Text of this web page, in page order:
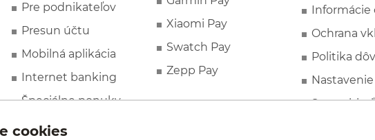
Pre podnikateľov
Presun účtu
Mobilná aplikácia
Internet banking
Špeciálne ponuky
Xiaomi Pay
Swatch Pay
Zepp Pay
Informácie
Ochrana
Politika